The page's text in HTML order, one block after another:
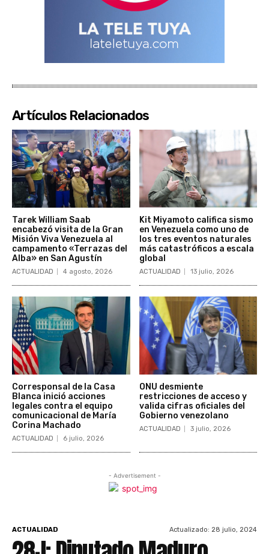
Artículos Relacionados
Tarek William Saab
encabezó visita de la Gran
Misión Viva Venezuela al
campamento «Terrazas del
Alba» en San Agustín
ACTUALIDAD 4 agosto, 2026
Kit Miyamoto califica sismo
en Venezuela como uno de
los tres eventos naturales
más catastróficos a escala
global
ACTUALIDAD 13 julio, 2026
Corresponsal de la Casa
Blanca inició acciones
legales contra el equipo
comunicacional de María
Corina Machado
ACTUALIDAD 6 julio, 2026
ONU desmiente
restricciones de acceso y
valida cifras oficiales del
Gobierno venezolano
ACTUALIDAD 3 julio, 2026
- Advertisement -